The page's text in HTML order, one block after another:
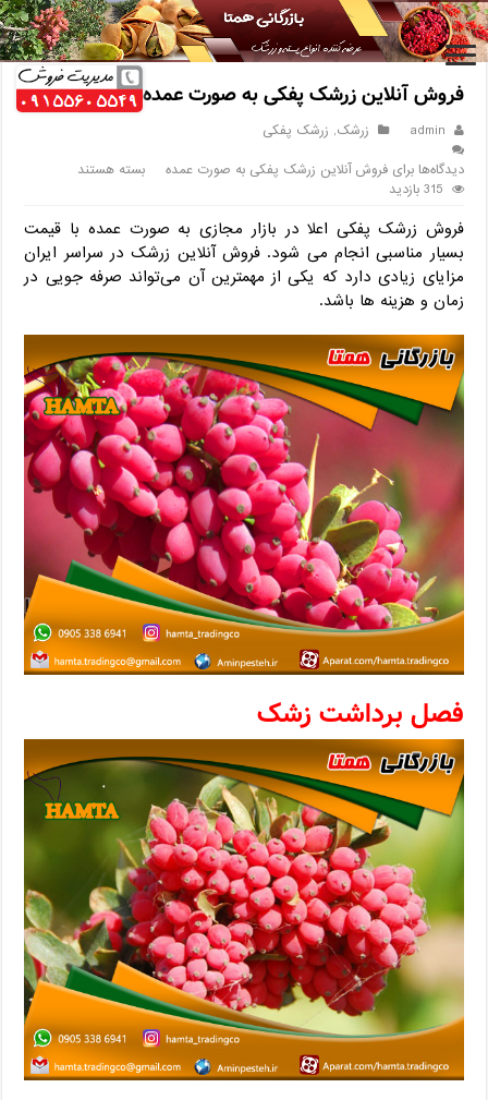
خانه / زرشک / فروش آنلاین زرشک پفکی به صورت عمده
فروش آنلاین زرشک پفکی به صورت عمده
admin زرشک, زرشک پفکی
دیدگاه‌هابرای فروش آنلاین زرشک پفکی به صورت عمده
بسته هستند
315 بازدید
فروش زرشک پفکی اعلا در بازار مجازی به صورت عمده با قیمت
بسیار مناسبی انجام می شود. فروش آنلاین زرشک در سراسر ایران
مزایای زیادی دارد که یکی از مهمترین آن می‌تواند صرفه جویی در
زمان و هزینه ها باشد.
فصل برداشت زشک